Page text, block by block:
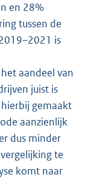
en 28%
tussen de
is
aandeel van
juist is
gemaakt
aanzienlijk
dus minder
te
komt naar